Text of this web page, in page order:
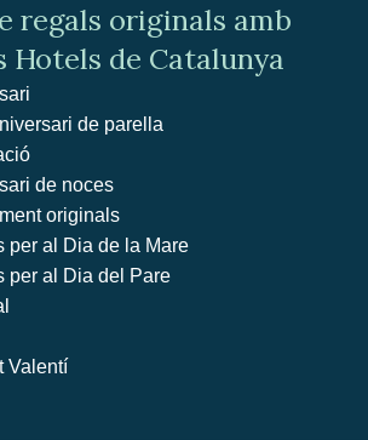
regals originals amb
Hotels de Catalunya
de parella
de noces
originals
per al Dia de la Mare
per al Dia del Pare
Valentí